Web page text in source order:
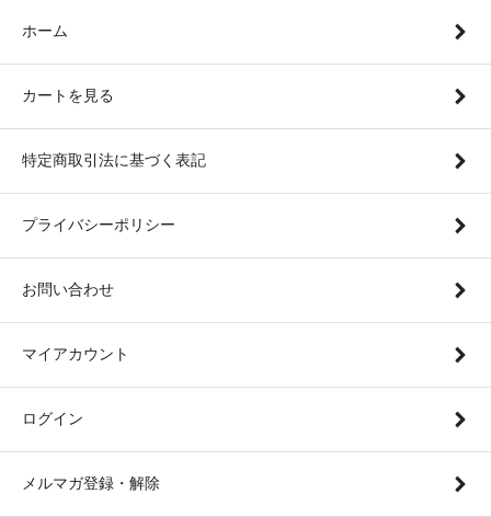
ホーム
カートを見る
特定商取引法に基づく表記
プライバシーポリシー
お問い合わせ
マイアカウント
ログイン
メルマガ登録・解除